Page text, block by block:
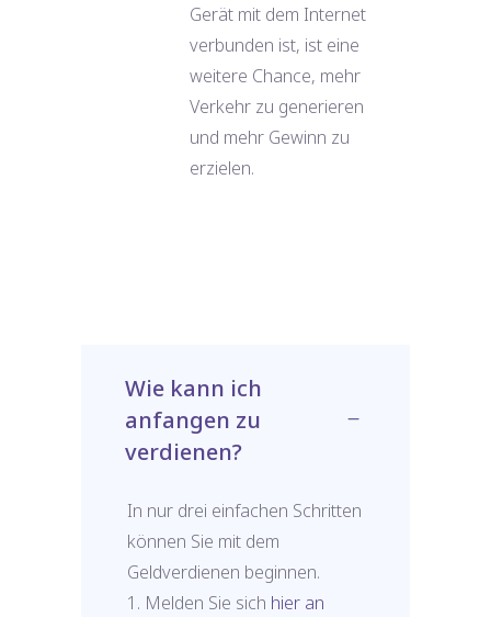
Gerät mit dem Internet
verbunden ist, ist eine
weitere Chance, mehr
Verkehr zu generieren
und mehr Gewinn zu
erzielen.
Wie kann ich
anfangen zu
verdienen?
In nur drei einfachen Schritten
können Sie mit dem
Geldverdienen beginnen.
1. Melden Sie sich hier an